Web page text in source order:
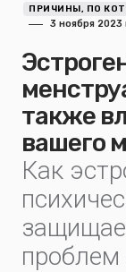
ПРИЧИНЫ, ПО
3 ноября 2023
также
вашего
Как
проблем